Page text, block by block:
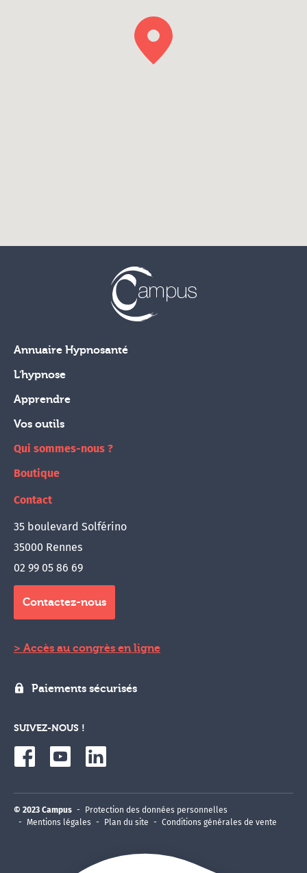
Annuaire Hypnosanté
L'hypnose
Apprendre
Vos outils
Qui sommes-nous ?
Boutique
Contact
35 boulevard Solférino
35000 Rennes
02 99 05 86 69
Contactez-nous
Accès au congrès en ligne
Paiements sécurisés
SUIVEZ-NOUS !
© 2023 Campus
Protection des données personnelles
Mentions légales
Plan du site Conditions générales de vente